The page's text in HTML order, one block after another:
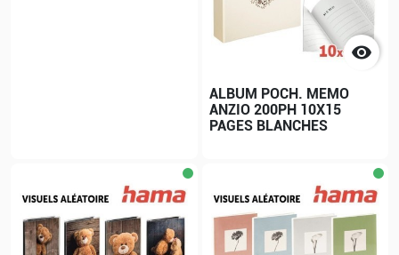

ALBUM POCH. MEMO
ANZIO 200PH 10X15
PAGES BLANCHES